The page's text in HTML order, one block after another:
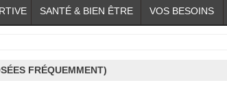
SANTÉ & BIEN ÊTRE VOS BESOINS
FRÉQUEMMENT)